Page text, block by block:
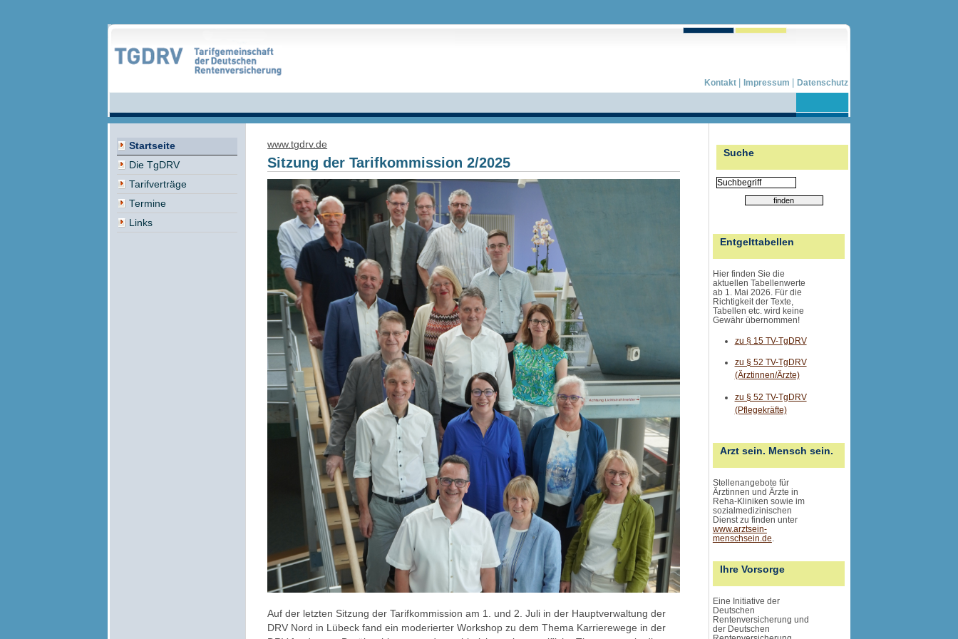
Kontakt | Impressum | Datenschutz
Startseite
Die TgDRV
Tarifverträge
Termine
Links
Suche
Entgelttabellen
Hier finden Sie die
aktuellen Tabellenwerte
ab 1. Mai 2026. Für die
Richtigkeit der Texte,
Tabellen etc. wird keine
Gewähr übernommen!
zu § 15 TV-TgDRV
zu § 52 TV-TgDRV
(Ärztinnen/Ärzte)
zu § 52 TV-TgDRV
(Pflegekräfte)
Arzt sein. Mensch sein.
Stellenangebote für
Ärztinnen und Ärzte in
Reha-Kliniken sowie im
sozialmedizinischen
Dienst zu finden unter
www.arztsein-
menschsein.de.
Ihre Vorsorge
Eine Initiative der
Deutschen
Rentenversicherung und
der Deutschen
www.tgdrv.de
Sitzung der Tarifkommission 2/2025
Auf der letzten Sitzung der Tarifkommission am 1. und 2. Juli in der Hauptverwaltung der
DRV Nord in Lübeck fand ein moderierter Workshop zu dem Thema Karrierewege in der